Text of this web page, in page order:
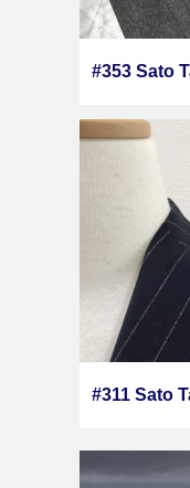
#353 Sato
#311 Sato